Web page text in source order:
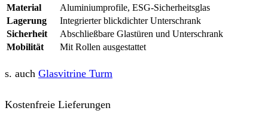
Material
Aluminiumprofile, ESG-Sicherheitsglas
Lagerung
Integrierter blickdichter Unterschrank
Sicherheit
Abschließbare Glastüren und Unterschrank
Mobilität
Mit Rollen ausgestattet
s. auch Glasvitrine Turm
Kostenfreie Lieferungen